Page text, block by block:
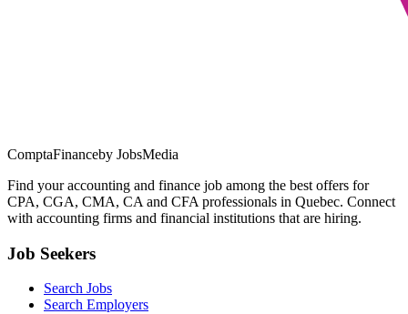
ComptaFinanceby JobsMedia
Find your accounting and finance job among the best offers for
CPA, CGA, CMA, CA and CFA professionals in Quebec. Connect
with accounting firms and financial institutions that are hiring.
Job Seekers
Search Jobs
Search Employers